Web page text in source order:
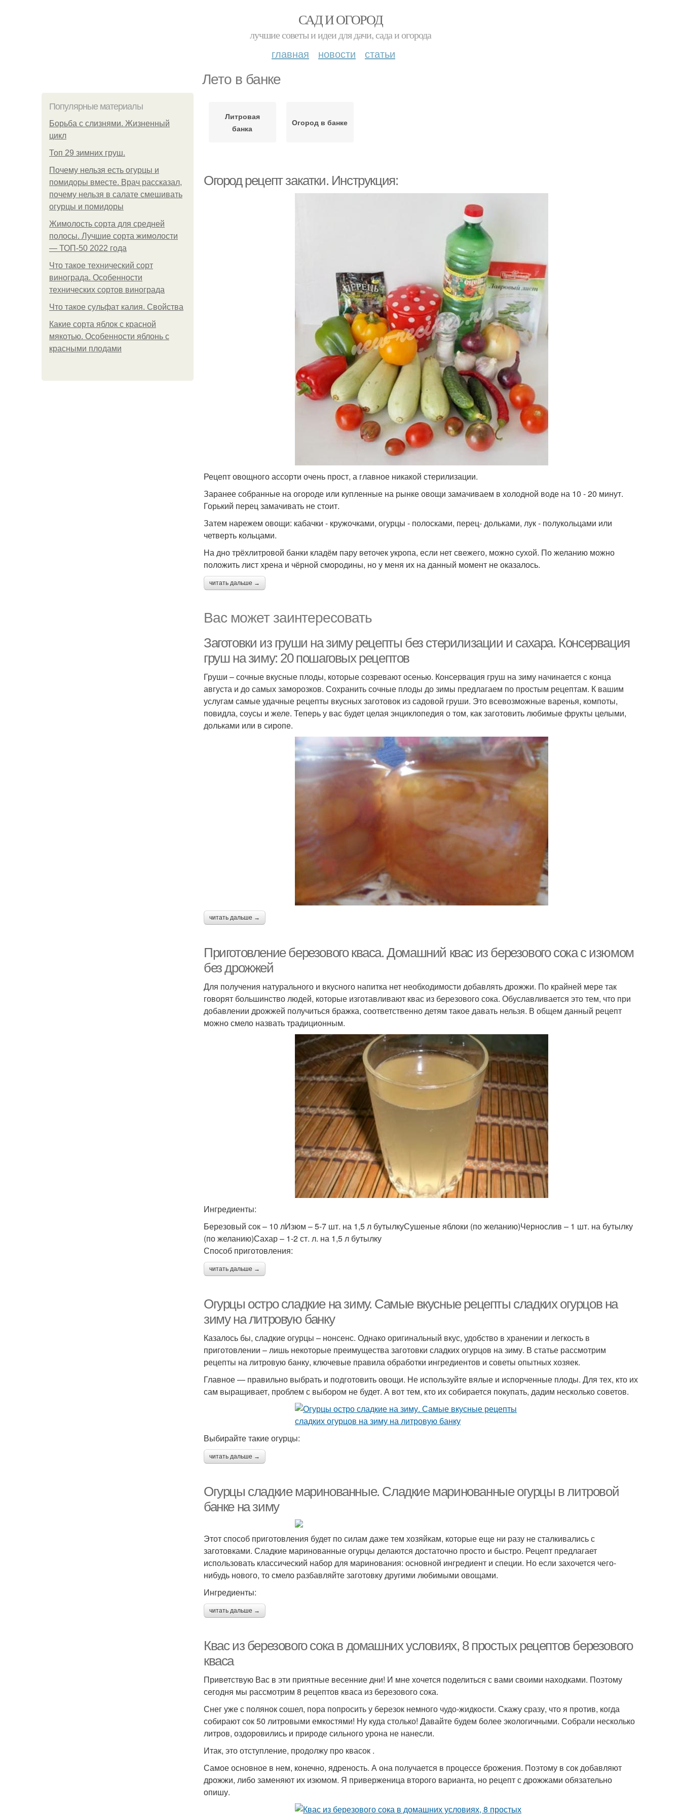
САД И ОГОРОД
лучшие советы и идеи для дачи, сада и огорода
главная новости статьи
Лето в банке
Популярные материалы
Борьба с слизнями. Жизненный
цикл
Топ 29 зимних груш.
Почему нельзя есть огурцы и
помидоры вместе. Врач рассказал,
почему нельзя в салате смешивать
огурцы и помидоры
Жимолость сорта для средней
полосы. Лучшие сорта жимолости
— ТОП-50 2022 года
Что такое технический сорт
винограда. Особенности
технических сортов винограда
Что такое сульфат калия. Свойства
Какие сорта яблок с красной
мякотью. Особенности яблонь с
красными плодами
Литровая
банка
Огород в банке
Огород рецепт закатки. Инструкция:
Рецепт овощного ассорти очень прост, а главное никакой стерилизации.
Заранее собранные на огороде или купленные на рынке овощи замачиваем в холодной воде на 10 - 20 минут.
Горький перец замачивать не стоит.
Затем нарежем овощи: кабачки - кружочками, огурцы - полосками, перец- дольками, лук - полукольцами или
четверть кольцами.
На дно трёхлитровой банки кладём пару веточек укропа, если нет свежего, можно сухой. По желанию можно
положить лист хрена и чёрной смородины, но у меня их на данный момент не оказалось.
читать дальше →
Вас может заинтересовать
Заготовки из груши на зиму рецепты без стерилизации и сахара. Консервация
груш на зиму: 20 пошаговых рецептов
Груши – сочные вкусные плоды, которые созревают осенью. Консервация груш на зиму начинается с конца
августа и до самых заморозков. Сохранить сочные плоды до зимы предлагаем по простым рецептам. К вашим
услугам самые удачные рецепты вкусных заготовок из садовой груши. Это всевозможные варенья, компоты,
повидла, соусы и желе. Теперь у вас будет целая энциклопедия о том, как заготовить любимые фрукты целыми,
дольками или в сиропе.
читать дальше →
Приготовление березового кваса. Домашний квас из березового сока с изюмом
без дрожжей
Для получения натурального и вкусного напитка нет необходимости добавлять дрожжи. По крайней мере так
говорят большинство людей, которые изготавливают квас из березового сока. Обуславливается это тем, что при
добавлении дрожжей получиться бражка, соответственно детям такое давать нельзя. В общем данный рецепт
можно смело назвать традиционным.
Ингредиенты:
Березовый сок – 10 лИзюм – 5-7 шт. на 1,5 л бутылкуСушеные яблоки (по желанию)Чернослив – 1 шт. на бутылку
(по желанию)Сахар – 1-2 ст. л. на 1,5 л бутылку
Способ приготовления:
читать дальше →
Огурцы остро сладкие на зиму. Самые вкусные рецепты сладких огурцов на
зиму на литровую банку
Казалось бы, сладкие огурцы – нонсенс. Однако оригинальный вкус, удобство в хранении и легкость в
приготовлении – лишь некоторые преимущества заготовки сладких огурцов на зиму. В статье рассмотрим
рецепты на литровую банку, ключевые правила обработки ингредиентов и советы опытных хозяек.
Главное — правильно выбрать и подготовить овощи. Не используйте вялые и испорченные плоды. Для тех, кто их
сам выращивает, проблем с выбором не будет. А вот тем, кто их собирается покупать, дадим несколько советов.
Выбирайте такие огурцы:
читать дальше →
Огурцы сладкие маринованные. Сладкие маринованные огурцы в литровой
банке на зиму
Этот способ приготовления будет по силам даже тем хозяйкам, которые еще ни разу не сталкивались с
заготовками. Сладкие маринованные огурцы делаются достаточно просто и быстро. Рецепт предлагает
использовать классический набор для маринования: основной ингредиент и специи. Но если захочется чего-
нибудь нового, то смело разбавляйте заготовку другими любимыми овощами.
Ингредиенты:
читать дальше →
Квас из березового сока в домашних условиях, 8 простых рецептов березового
кваса
Приветствую Вас в эти приятные весенние дни! И мне хочется поделиться с вами своими находками. Поэтому
сегодня мы рассмотрим 8 рецептов кваса из березового сока.
Снег уже с полянок сошел, пора попросить у березок немного чудо-жидкости. Скажу сразу, что я против, когда
собирают сок 50 литровыми емкостями! Ну куда столько! Давайте будем более экологичными. Собрали несколько
литров, оздоровились и природе сильного урона не нанесли.
Итак, это отступление, продолжу про квасок .
Самое основное в нем, конечно, ядреность. А она получается в процессе брожения. Поэтому в сок добавляют
дрожжи, либо заменяют их изюмом. Я приверженица второго варианта, но рецепт с дрожжами обязательно
опишу.